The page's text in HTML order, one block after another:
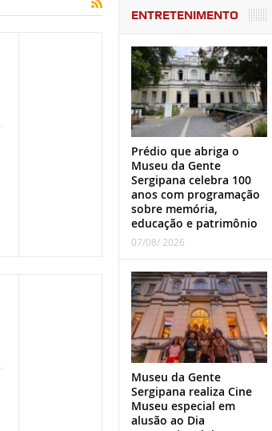
ENTRETENIMENTO
Prédio que abriga o
Museu da Gente
Sergipana celebra 100
anos com programação
sobre memória,
educação e patrimônio
07/08/ 2026
Museu da Gente
Sergipana realiza Cine
Museu especial em
alusão ao Dia